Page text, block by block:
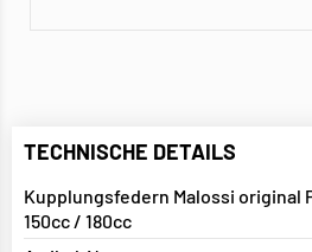
TECHNISCHE DETAILS
Kupplungsfedern Malossi original
150cc / 180cc